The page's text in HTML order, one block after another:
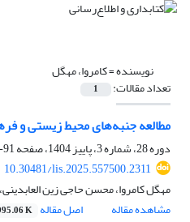
نویسنده =کامروا، مهگل
تعداد مقالات: 1
مطالعه جنبه‌های محیط زیستی و
دوره 28، شماره 3، پاییز 1404، صفحه
91-115
10.30481/lis.2025.557500.2311
مهگل کامروا، محسن حاجی زین
مشاهده مقاله
اصل مقاله K